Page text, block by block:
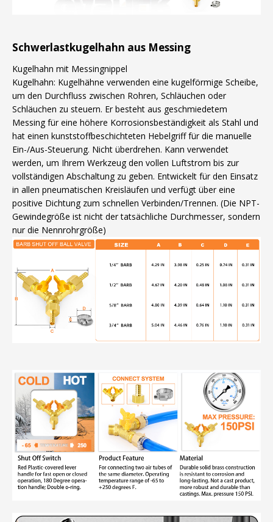
Schwerlastkugelhahn aus Messing
Kugelhahn mit Messingnippel
Kugelhahn: Kugelhähne verwenden eine kugelförmige Scheibe,
um den Durchfluss zwischen Rohren, Schläuchen oder
Schläuchen zu steuern. Er besteht aus geschmiedetem
Messing für eine höhere Korrosionsbeständigkeit als Stahl und
hat einen kunststoffbeschichteten Hebelgriff für die manuelle
Ein-/Aus-Steuerung. Nicht überdrehen. Kann verwendet
werden, um Ihrem Werkzeug den vollen Luftstrom bis zur
vollständigen Abschaltung zu geben. Entwickelt für den Einsatz
in allen pneumatischen Kreisläufen und verfügt über eine
positive Dichtung zum schnellen Verbinden/Trennen. (Die NPT-
Gewindegröße ist nicht der tatsächliche Durchmesser, sondern
nur die Nennrohrgröße)